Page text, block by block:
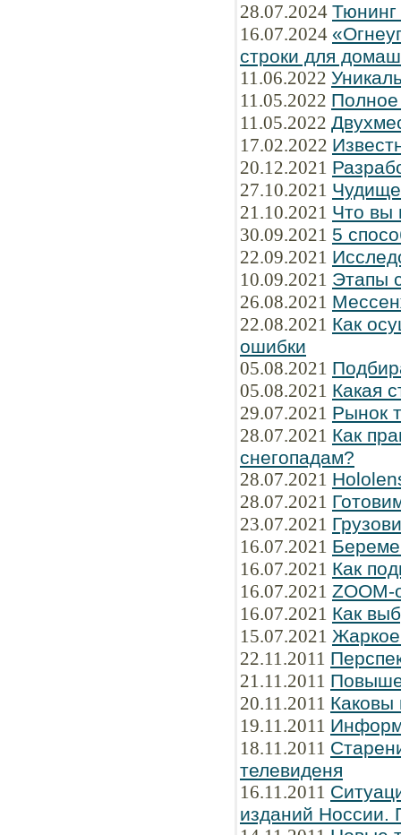
28.07.2024 Тюнинг
16.07.2024
строки для
11.06.2022
11.05.2022
11.05.2022
17.02.2022
20.12.2021
27.10.2021
21.10.2021 Что вы
30.09.2021 5
22.09.2021
10.09.2021 Этапы
26.08.2021
22.08.2021 Как
ошибки
05.08.2021
05.08.2021 Какая
29.07.2021 Рынок
28.07.2021 Как
снегопадам?
28.07.2021
28.07.2021
23.07.2021
16.07.2021
16.07.2021 Как
16.07.2021 ZOOM-
16.07.2021 Как
15.07.2021
22.11.2011
21.11.2011
20.11.2011 Каковы
19.11.2011
18.11.2011
телевиденя
16.11.2011
изданий Hоссии.